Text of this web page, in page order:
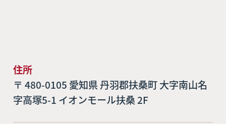
住所
〒 480-0105 愛知県 丹羽郡扶桑町 大字南山名
字高塚5-1 イオンモール扶桑 2F